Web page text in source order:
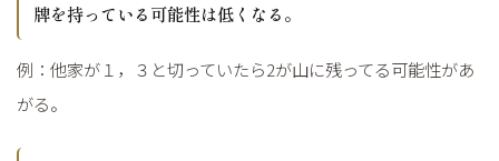
牌を持っている可能性は低くなる。
例：他家が１，３と切っていたら2が山に残ってる可能性があ
がる。